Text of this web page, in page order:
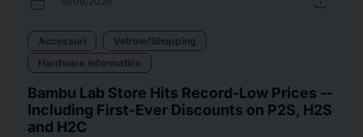
Accessori
Vetrine/Shopping
Hardware informatico
Bambu Lab Store Hits Record-Low Prices --
Including First-Ever Discounts on P2S, H2S
and H2C